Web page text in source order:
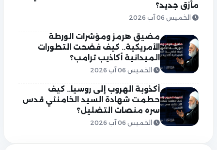
مأزق جديد؟
الخميس 06 آب 2026
مضيق هرمز ومؤشرات الورطة
الأمريكية.. كيف فضحت التطورات
الميدانية أكاذيب ترامب؟
الخميس 06 آب 2026
أكذوبة الهروب إلى روسيا.. كيف
حطمت شهادة السيد الخامنئي قدس
سره منصات التضليل؟
الخميس 06 آب 2026